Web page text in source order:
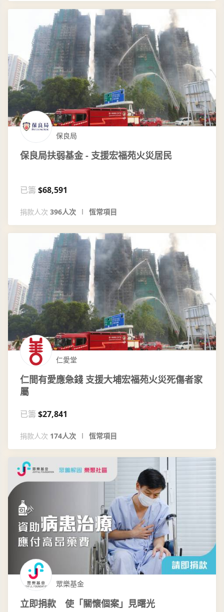
保良局
保良局扶弱基金 - 支援宏福苑火災居民
已籌 $68,591
捐款人次 396人次 恆常項目
仁愛堂
仁間有愛應急錢 支援大埔宏福苑火災死傷者家
屬
已籌 $27,841
捐款人次 174人次 恆常項目
眾樂基金
立即捐款 使「關懷個案」見曙光